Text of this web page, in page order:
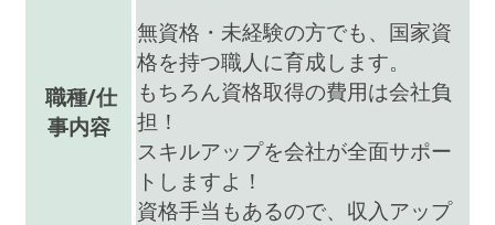
職種/仕
事内容
無資格・未経験の方でも、国家資
格を持つ職人に育成します。
もちろん資格取得の費用は会社負
担！
スキルアップを会社が全面サポー
トしますよ！
資格手当もあるので、収入アップ